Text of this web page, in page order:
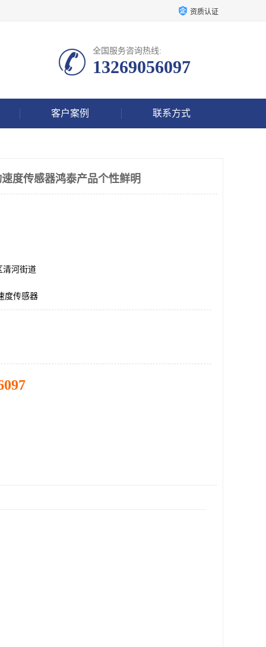
资质认证
全国服务咨询热线:
13269056097
客户案例 联系方式
度传感器鸿泰产品个性鲜明
清河街道
度传感器